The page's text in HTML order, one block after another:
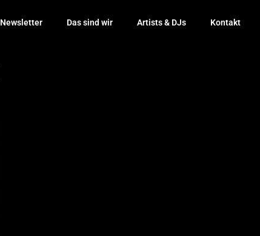
Newsletter Das sind wir Artists & DJs Kontakt